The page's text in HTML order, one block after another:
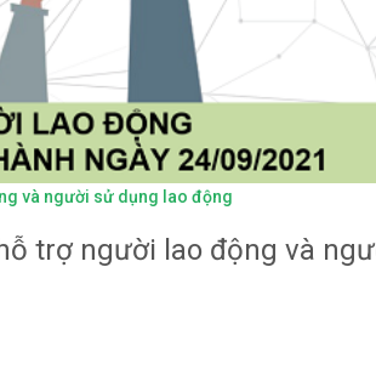
và người sử dụng lao động
trợ người lao động và